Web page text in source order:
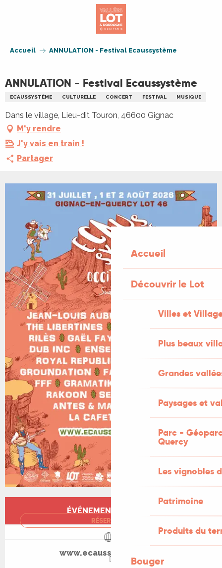
Accueil
Découvrir le Lot
Villes et
Plus beaux
Grandes
Paysages et
Parc -
Quercy
Les vignobles
Patrimoine
Produits du
Bouger
Accueil ANNULATION - Festival Ecaussystème
ANNULATION - Festival Ecaussystème
ECAUSSYSTÈME CULTURELLE CONCERT FESTIVAL MUSIQUE
Dans le village, Lieu-dit Touron, 46600 Gignac
M'y rendre
J'y vais en train !
Partager
Ouverture et coordonnées
ÉVÉNEMENT TERMINÉ
RÉSERVER
www.ecaussysteme.com